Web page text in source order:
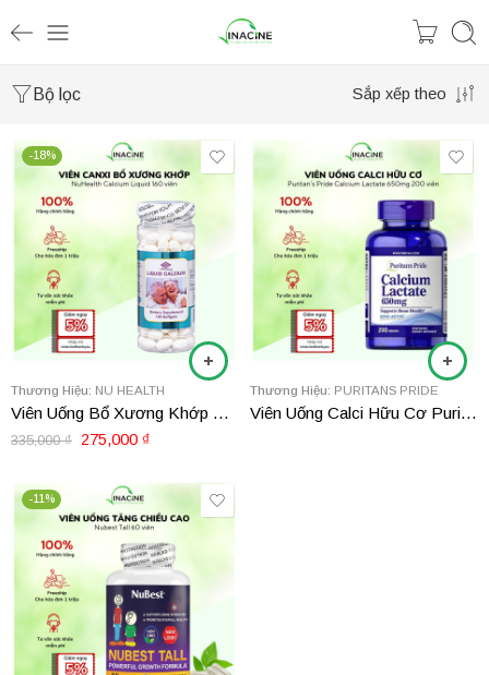
Bộ lọc Sắp xếp theo
-18%
Thương Hiệu: NU HEALTH
Viên Uống Bổ Xương Khớp NuHealth Calcium Liquid 160 viên
335,000₫ 275,000 ₫
Thương Hiệu: PURITANS PRIDE
Viên Uống Calci Hữu Cơ Puritan’s Pride Calcium Lactate 650mg
-11%